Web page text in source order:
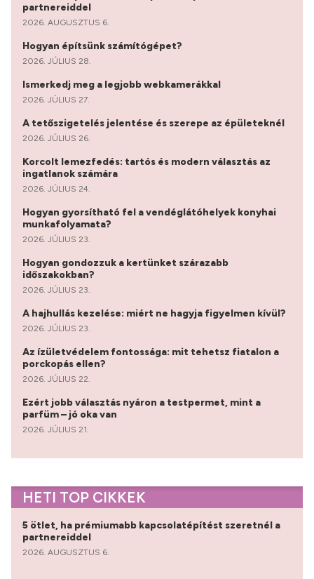
partnereiddel
2026. AUGUSZTUS 6.
Hogyan építsünk számítógépet?
2026. JÚLIUS 28.
Ismerkedj meg a legjobb webkamerákkal
2026. JÚLIUS 27.
A tetőszigetelés jelentése és szerepe az épületeknél
2026. JÚLIUS 26.
Korcolt lemezfedés: tartós és modern választás az
ingatlanok számára
2026. JÚLIUS 24.
Hogyan gyorsítható fel a vendéglátóhelyek konyhai
munkafolyamata?
2026. JÚLIUS 23.
Hogyan gondozzuk a kertünket szárazabb
időszakokban?
2026. JÚLIUS 23.
A hajhullás kezelése: miért ne hagyja figyelmen kívül?
2026. JÚLIUS 23.
Az ízületvédelem fontossága: mit tehetsz fiatalon a
porckopás ellen?
2026. JÚLIUS 22.
Ezért jobb választás nyáron a testpermet, mint a
parfüm – jó oka van
2026. JÚLIUS 21.
HETI TOP CIKKEK
5 ötlet, ha prémiumabb kapcsolatépítést szeretnél a
partnereiddel
2026. AUGUSZTUS 6.